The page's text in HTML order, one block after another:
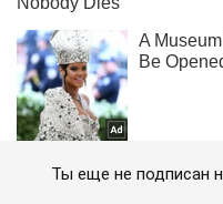
Ты еще не подписан